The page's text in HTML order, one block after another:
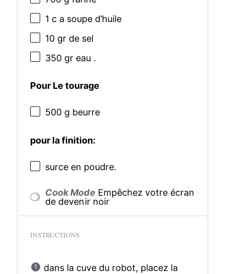
1 c a soupe d’huile
10gr de sel
350gr eau .
Pour Le tourage
500 g beurre
pour la finition:
surce en poudre.
Cook Mode Empêchez votre écran
de devenir noir
INSTRUCTIONS
dans la cuve du robot, placez la